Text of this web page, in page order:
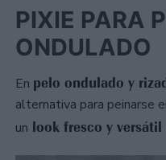
PIXIE PARA
ONDULADO
En pelo ondulado y
alternativa para peinarse
un look fresco y versátil